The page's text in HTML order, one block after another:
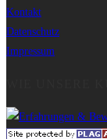
Kontakt
Datenschutz
Impressum